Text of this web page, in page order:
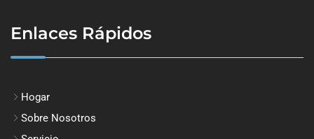
Enlaces Rápidos
Hogar
Sobre Nosotros